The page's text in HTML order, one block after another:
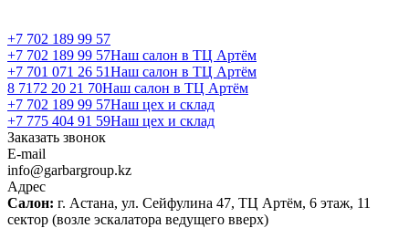
+7 702 189 99 57
+7 702 189 99 57Наш салон в ТЦ Артём
+7 701 071 26 51Наш салон в ТЦ Артём
8 7172 20 21 70Наш салон в ТЦ Артём
+7 702 189 99 57Наш цех и склад
+7 775 404 91 59Наш цех и склад
Заказать звонок
E-mail
info@garbargroup.kz
Адрес
Салон: г. Астана, ул. Сейфулина 47, ТЦ Артём, 6 этаж, 11
сектор (возле эскалатора ведущего вверх)